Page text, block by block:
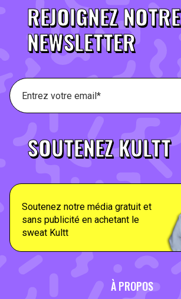
REJOIGNEZ NOTRE
NEWSLETTER
SOUTENEZ KULTT
Soutenez notre média gratuit et
sans publicité en achetant le
sweat Kultt
À PROPOS